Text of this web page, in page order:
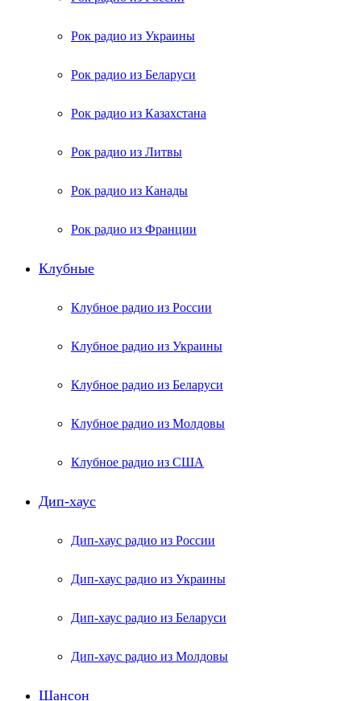
Рок радио из Украины
Рок радио из Беларуси
Рок радио из Казахстана
Рок радио из Литвы
Рок радио из Канады
Рок радио из Франции
Клубные
Клубное радио из России
Клубное радио из Украины
Клубное радио из Беларуси
Клубное радио из Молдовы
Клубное радио из США
Дип-хаус
Дип-хаус радио из России
Дип-хаус радио из Украины
Дип-хаус радио из Беларуси
Дип-хаус радио из Молдовы
Шансон